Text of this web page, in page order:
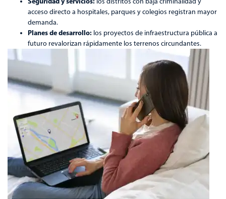
acceso directo a hospitales, parques y colegios registran mayor
demanda.
Planes de desarrollo: los proyectos de infraestructura pública a
futuro revalorizan rápidamente los terrenos circundantes.